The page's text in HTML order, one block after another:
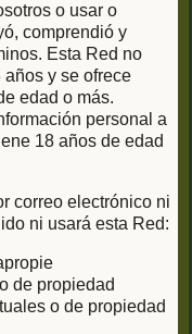
o usar o
comprendió y
Esta Red no
y se ofrece
edad o más.
personal a
18 años de edad
correo electrónico ni
ni usará esta Red:
de propiedad
o de propiedad